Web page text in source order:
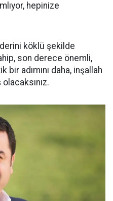
hepinize
köklü şekilde
son derece önemli,
bir adımını daha, inşallah